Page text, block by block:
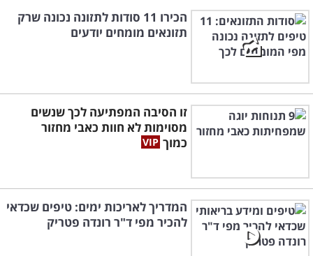
למידע נוסף על בדיקת LRA לאיתור
רגישויות למזון, לחצו כאן >
הכירו 11 סודות לתזונה נכונה שרק
תזונאים מומחים יודעים
זו הסיבה המפתיעה לכך שנשים
מסוימות לא חוות כאבי מחזור
כמוך
המדריך לאריכות ימים: טיפים שכדאי
להכיר מפי ד"ר רונדה פטריק